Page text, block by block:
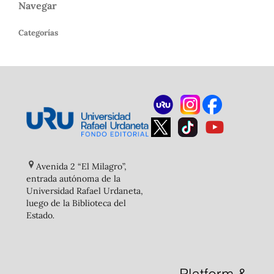
Navegar
Categorías
Avenida 2 “El Milagro”,
entrada autónoma de la
Universidad Rafael Urdaneta,
luego de la Biblioteca del
Estado.